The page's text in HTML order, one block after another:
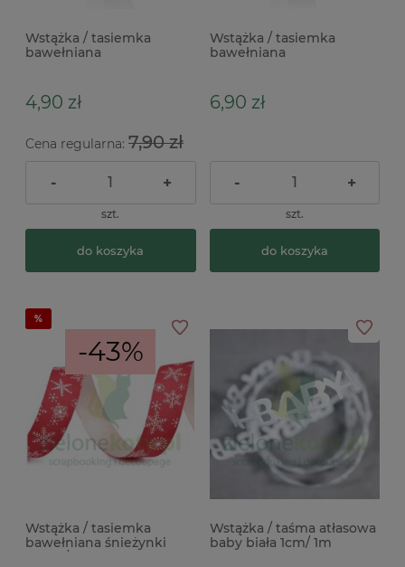
Wstążka / tasiemka
bawełniana
4,90 zł
Cena regularna: 7,90 zł
- +
szt.
do koszyka
Wstążka / tasiemka
bawełniana
6,90 zł
- +
szt.
do koszyka
-43%
Wstążka / tasiemka
bawełniana śnieżynki
15mm/ 3mb czerwona x
Wstążka / taśma atłasowa
baby biała 1cm/ 1m